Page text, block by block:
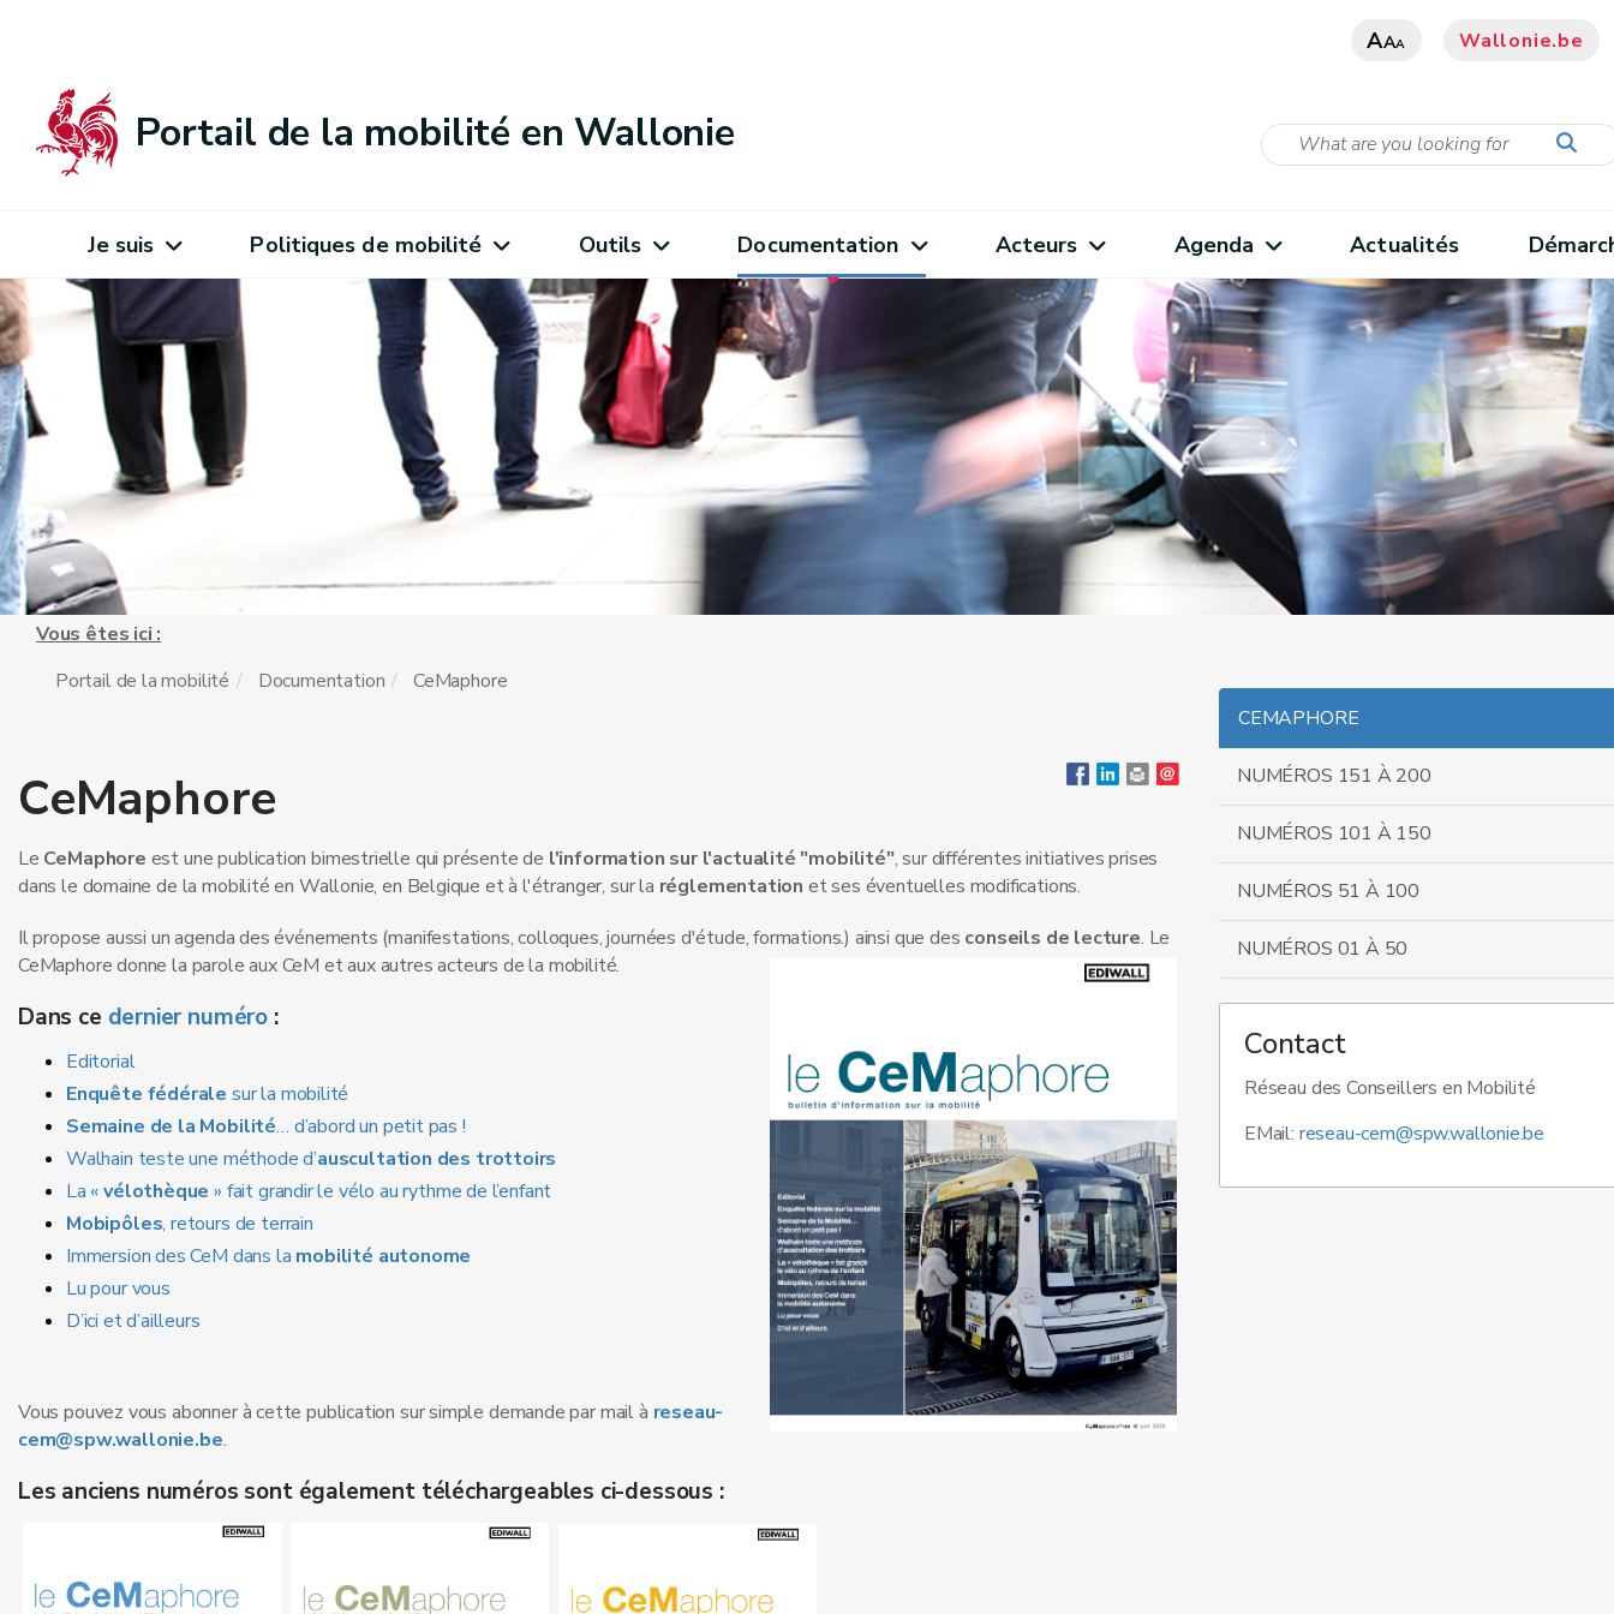
AAA Wallonie.be
Portail de la mobilité en Wallonie
Je suis Politiques de mobilité Outils Documentation Acteurs Agenda Actualités
Vous êtes ici :
Portail de la mobilité
Documentation CeMaphore
CeMaphore
Le CeMaphore est une publication bimestrielle qui présente de l'information sur l'actualité "mobilité", sur différentes initiatives prises
dans le domaine de la mobilité en Wallonie, en Belgique et à l'étranger, sur la réglementation et ses éventuelles modifications.
Ilpropose aussi un agenda des événements (manifestations, colloques, journées d'étude, formations.) ainsi que des conseils de lecture. Le
CeMaphore donne la parole aux CeM et aux autres acteurs de la mobilité.
Dans ce dernier numéro :
Editorial
Enquête fédérale sur la mobilité
Semaine de la Mobilité… d’abord un petit pas !
Walhain teste une méthode d’auscultation des trottoirs
La «vélothèque» fait grandir le vélo au rythme de l’enfant
Mobipôles, retours de terrain
Immersion des CeM dans la mobilité autonome
Lu pour vous
D’ici et d’ailleurs
Vous pouvez vous abonner à cette publication sur simple demande par mail à reseau-
cem@spw.wallonie.be.
Les anciens numéros sont également téléchargeables ci-dessous :
CEMAPHORE
NUMÉROS 151 À 200
NUMÉROS 101 À 150
NUMÉROS 51 À 100
NUMÉROS 01 À 50
Contact
Réseau des Conseillers en Mobilité
EMail: reseau-cem@spw.wallonie.be